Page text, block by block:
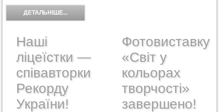
ДЕТАЛЬНІШЕ...
Наші
ліцеїстки —
співавторки
Рекорду
України!
Фотовиставку
«Світ у
кольорах
творчості»
завершено!